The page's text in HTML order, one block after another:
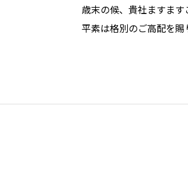
歳末の候、貴社ますます
平素は格別のご高配を
便